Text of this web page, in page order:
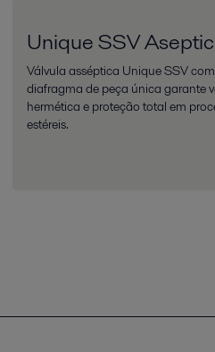
Unique SSV Aseptic
Válvula asséptica Unique SSV com
diafragma de peça única garante
hermética e proteção total em
estéreis.